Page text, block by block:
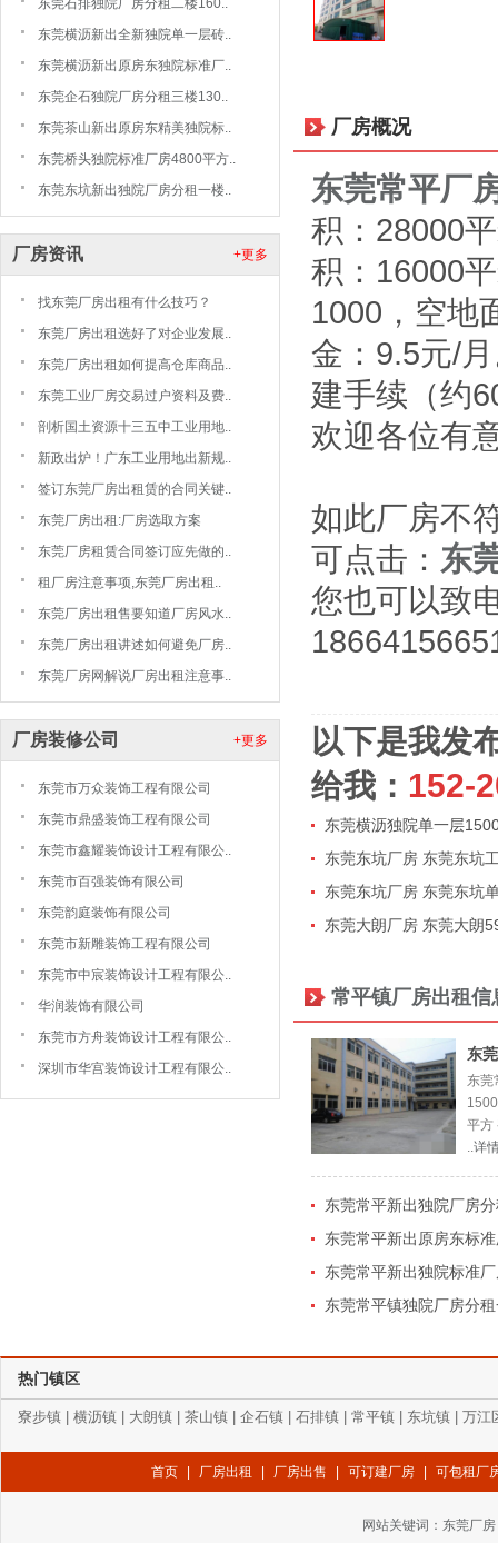
东莞石排独院厂房分租二楼160..
东莞横沥新出全新独院单一层砖..
东莞横沥新出原房东独院标准厂..
东莞企石独院厂房分租三楼130..
东莞茶山新出原房东精美独院标..
东莞桥头独院标准厂房4800平方..
东莞东坑新出独院厂房分租一楼..
+更多
厂房资讯
找东莞厂房出租有什么技巧？
东莞厂房出租选好了对企业发展..
东莞厂房出租如何提高仓库商品..
东莞工业厂房交易过户资料及费..
剖析国土资源十三五中工业用地..
新政出炉！广东工业用地出新规..
签订东莞厂房出租赁的合同关键..
东莞厂房出租:厂房选取方案
东莞厂房租赁合同签订应先做的..
租厂房注意事项,东莞厂房出租..
东莞厂房出租售要知道厂房风水..
东莞厂房出租讲述如何避免厂房..
东莞厂房网解说厂房出租注意事..
+更多
厂房装修公司
东莞市万众装饰工程有限公司
东莞市鼎盛装饰工程有限公司
东莞市鑫耀装饰设计工程有限公..
东莞市百强装饰有限公司
东莞韵庭装饰有限公司
东莞市新雕装饰工程有限公司
东莞市中宸装饰设计工程有限公..
华润装饰有限公司
东莞市方舟装饰设计工程有限公..
深圳市华宫装饰设计工程有限公..
厂房概况
东莞常平厂
积：28000
积：16000
1000，空地
金：9.5元/
建手续（约
欢迎各位有
如此厂房不
可点击： 东
您也可以致
以下是我发
给我： 152-
东莞横沥独院单一层
东莞东坑厂房 东莞东坑
东莞东坑厂房 东莞东坑
东莞大朗厂房 东莞大朗
常平镇厂房出租信
东
东莞
平方
..详
东莞常平新出独院厂房
东莞常平新出原房东标
东莞常平新出独院标准
东莞常平镇独院厂房分
热门镇区
寮步镇 横沥镇 大朗镇 茶山镇 企石镇 石排镇 常平镇 东坑镇 万江
首页 厂房出租 厂房出售 可订建厂房 可包租厂
网站关键词： 东莞厂房